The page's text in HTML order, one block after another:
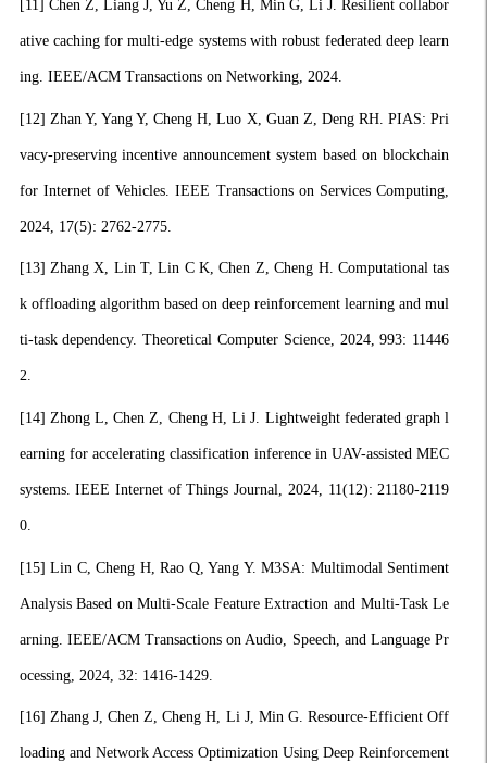
[11] Chen Z, Liang J, Yu Z, Cheng H, Min G, Li J. Resilient collabor
ative caching for multi-edge systems with robust federated deep learn
ing. IEEE/ACM Transactions on Networking, 2024.
[12] Zhan Y, Yang Y, Cheng H, Luo X, Guan Z, Deng RH. PIAS: Pri
vacy-preserving incentive announcement system based on blockchain
for Internet of Vehicles. IEEE Transactions on Services Computing,
2024, 17(5): 2762-2775.
[13] Zhang X, Lin T, Lin C K, Chen Z, Cheng H. Computational tas
k offloading algorithm based on deep reinforcement learning and mul
ti-task dependency. Theoretical Computer Science, 2024, 993: 11446
2.
[14] Zhong L, Chen Z, Cheng H, Li J. Lightweight federated graph l
earning for accelerating classification inference in UAV-assisted MEC
systems. IEEE Internet of Things Journal, 2024, 11(12): 21180-2119
0.
[15] Lin C, Cheng H, Rao Q, Yang Y. M3SA: Multimodal Sentiment
Analysis Based on Multi-Scale Feature Extraction and Multi-Task Le
arning. IEEE/ACM Transactions on Audio, Speech, and Language Pr
ocessing, 2024, 32: 1416-1429.
[16] Zhang J, Chen Z, Cheng H, Li J, Min G. Resource-Efficient Off
loading and Network Access Optimization Using Deep Reinforcement